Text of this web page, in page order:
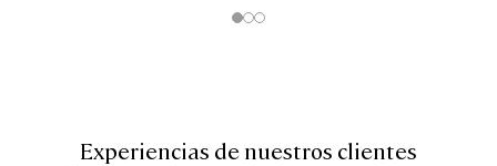
Experiencias de nuestros clientes